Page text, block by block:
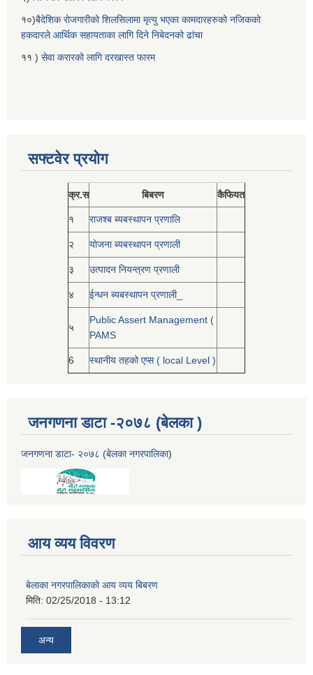
१०)बैदेशिक रोजगारीको शिलसिलामा मृत्यु भएका कामदारहरुको नजिकको
हकदारले आर्थिक सहायताका लागि दिने निबेदनको ढांचा
११ ) सेवा करारको लागि दरखास्त फारम
सफ्टवेर प्रयोग
क्र.स बिबरण कैफियत
१ राजश्ब ब्यबस्थापन प्रणालि
२ योजना ब्यबस्थापन प्रणाली
३ उत्पादन नियन्त्रण प्रणाली
४ ईन्धन ब्यबस्थापन प्रणाली_
५
Public Assert Management (
PAMS
6 स्थानीय तहको एप्स ( local Level )
जनगणना डाटा -२०७८ (बेलका )
जनगणना डाटा- २०७८ (बेलका नगरपालिका)
आय व्यय विवरण
बेलाका नगरपालिकाको आय व्यय बिबरण
मिति: 02/25/2018 - 13:12
अन्य